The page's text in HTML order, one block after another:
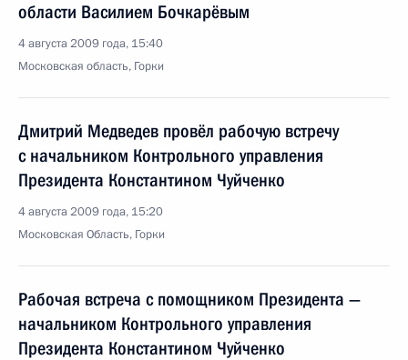
области Василием Бочкарёвым
4 августа 2009 года, 15:40
Московская область, Горки
Дмитрий Медведев провёл рабочую встречу
с начальником Контрольного управления
Президента Константином Чуйченко
4 августа 2009 года, 15:20
Московская Область, Горки
Рабочая встреча с помощником Президента —
начальником Контрольного управления
Президента Константином Чуйченко